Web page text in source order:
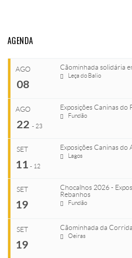
AGENDA
AGO
08
Cãominhada solidária
Leça do Balio
COMEÇA
Ago 8, 2026
Ago 8, 2026
Leça do Balio
AGO
22 - 23
Exposições Caninas do
Fundão
Ago 22, 2026
Ago 23, 2026
VENUE
SET
11 - 12
Exposições Caninas do
Lagos
Set 11, 2026
SET
19
Chocalhos 2026 -
Rebanhos
Fundão
SET
19
Cãominhada da
Oeiras